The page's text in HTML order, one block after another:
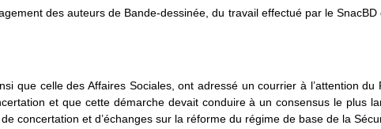
des auteurs de Bande-dessinée, du travail effectué par le
que celle des Affaires Sociales, ont adressé un courrier à l’attention
et que cette démarche devait conduire à un consensus le plus
concertation et d’échanges sur la réforme du régime de base de la